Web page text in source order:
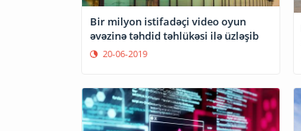
Bir milyon istifadəçi video oyun
əvəzinə təhdid təhlükəsi ilə üzləşib
20-06-2019